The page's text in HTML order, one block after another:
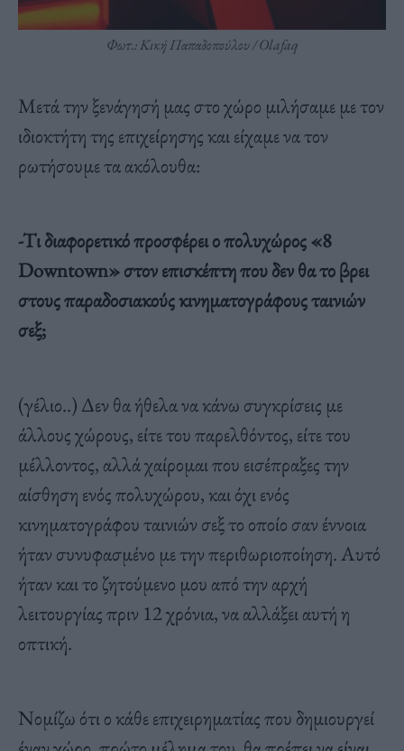
Φωτ.: Κική Παπαδοπούλου / Οlafaq
Mετά την ξενάγησή μας στο χώρο μιλήσαμε με τον
ιδιοκτήτη της επιχείρησης και είχαμε να τον
ρωτήσουμε τα ακόλουθα:
-Tι διαφορετικό προσφέρει ο πολυχώρος «8
Downtown» στον επισκέπτη που δεν θα το βρει
στους παραδοσιακούς κινηματογράφους ταινιών
σεξ;
(γέλιο..) Δεν θα ήθελα να κάνω συγκρίσεις με
άλλους χώρους, είτε του παρελθόντος, είτε του
μέλλοντος, αλλά χαίρομαι που εισέπραξες την
αίσθηση ενός πολυχώρου, και όχι ενός
κινηματογράφου ταινιών σεξ το οποίο σαν έννοια
ήταν συνυφασμένο με την περιθωριοποίηση. Αυτό
ήταν και το ζητούμενο μου από την αρχή
λειτουργίας πριν 12 χρόνια, να αλλάξει αυτή η
οπτική.
Νομίζω ότι ο κάθε επιχειρηματίας που δημιουργεί